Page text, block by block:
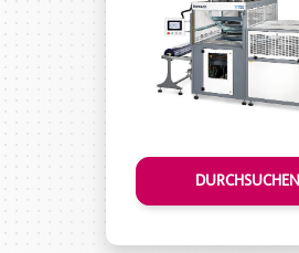
DURCHSUCHEN